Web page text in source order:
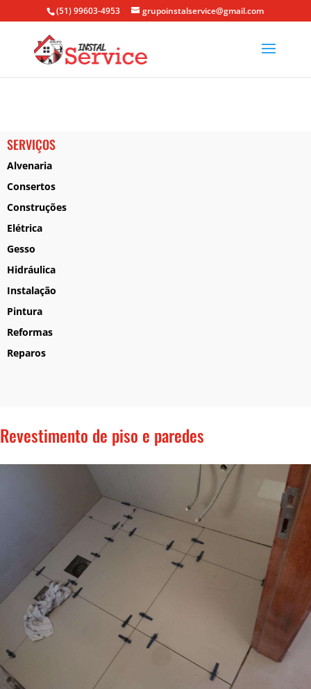
(51) 99603-4953 grupoinstalservice@gmail.com
SERVIÇOS
Alvenaria
Consertos
Construções
Elétrica
Gesso
Hidráulica
Instalação
Pintura
Reformas
Reparos
Revestimento de piso e paredes